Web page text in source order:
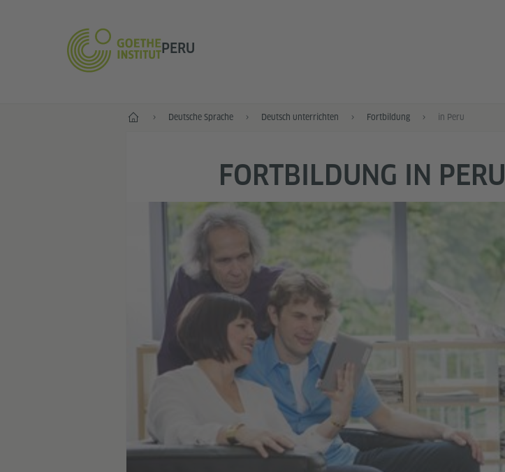
PERU
Start Deutsche Sprache Deutsch unterrichten Fortbildung in Peru
FORTBILDUNG IN PERU